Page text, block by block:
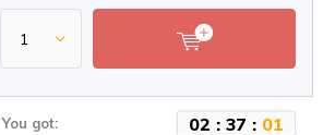
got: 02 : 37 : 00